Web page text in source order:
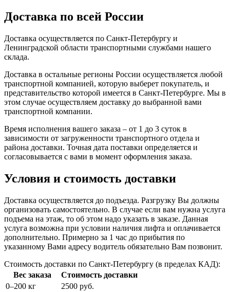
Доставка по всей России
Доставка осуществляется по Санкт-Петербургу и
Ленинградской области транспортными службами нашего
склада.
Доставка в остальные регионы России осуществляется любой
транспортной компанией, которую выберет покупатель, и
представительство которой имеется в Санкт-Петербурге. Мы в
этом случае осуществляем доставку до выбранной вами
транспортной компании.
Время исполнения вашего заказа – от 1 до 3 суток в
зависимости от загруженности транспортного отдела и
района доставки. Точная дата поставки определяется и
согласовывается с вами в момент оформления заказа.
Условия и стоимость доставки
Доставка осуществляется до подъезда. Разгрузку Вы должны
организовать самостоятельно. В случае если вам нужна услуга
подъема на этаж, то об этом надо указать в заказе. Данная
услуга возможна при условии наличия лифта и оплачивается
дополнительно. Примерно за 1 час до прибытия по
указанному Вами адресу водитель обязательно Вам позвонит.
Стоимость доставки по Санкт-Петербургу (в пределах КАД):
Вес заказа
Стоимость доставки
0–200 кг
2500 руб.